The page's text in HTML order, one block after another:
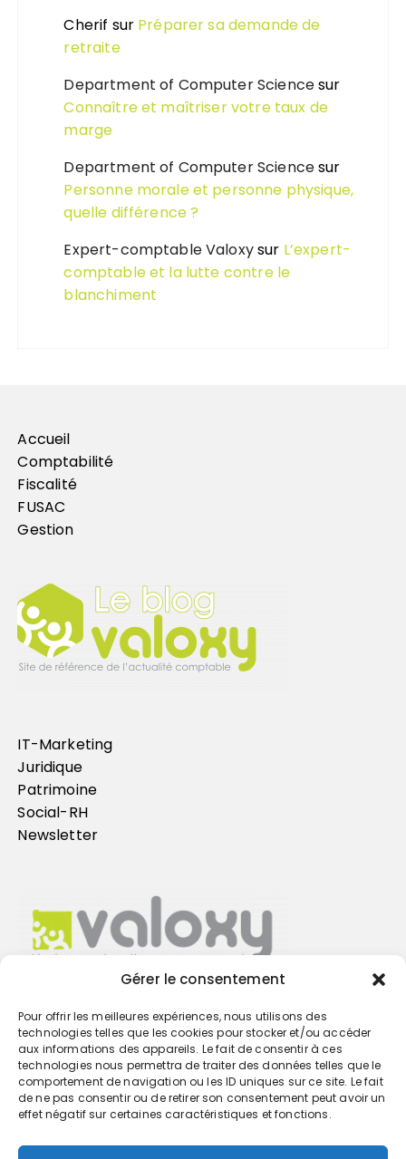
Gérer le consentement
Pour offrir les meilleures expériences, nous utilisons des
technologies telles que les cookies pour stocker et/ou accéder
aux informations des appareils. Le fait de consentir à ces
technologies nous permettra de traiter des données telles que le
comportement de navigation ou les ID uniques sur ce site. Le fait
de ne pas consentir ou de retirer son consentement peut avoir un
effet négatif sur certaines caractéristiques et fonctions.
Cherif sur Préparer sa demande de
retraite
Department of Computer Sciencesur
Connaître et maîtriser votre taux de
marge
Department of Computer Sciencesur
Personne morale et personne physique,
quelle différence ?
Expert-comptable Valoxysur L’expert-
comptable et la lutte contre le
blanchiment
Accueil
Comptabilité
Fiscalité
FUSAC
Gestion
IT-Marketing
Juridique
Patrimoine
Social-RH
Newsletter
Trouvez votre cabinet
GO